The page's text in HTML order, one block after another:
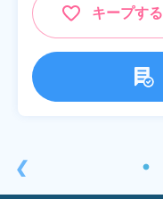
❮
キープする